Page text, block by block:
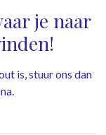
je naar
is, stuur ons dan
.